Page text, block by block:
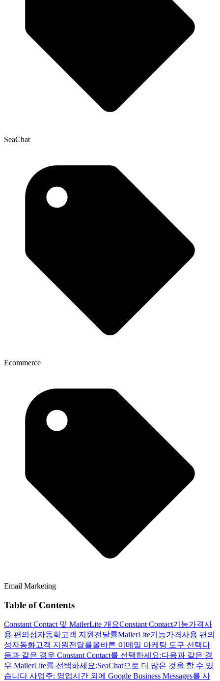
SeaChat
Ecommerce
Email Marketing
Table of Contents
Constant Contact 및 MailerLite 개요Constant Contact기능가격사
용 편의성자동화고객 지원 전달률MailerLite기능가격사용 편의
성자동화고객 지원 전달률올바른 이메일 마케팅 도구 선택다
음과 같은 경우 Constant Contact를 선택하세요:다음과 같은 경
우 MailerLite를 선택하세요:SeaChat으로 더 많은 것을 할 수 있
습니다 사업주: 영업시간 외에 Google Business Messages를 사